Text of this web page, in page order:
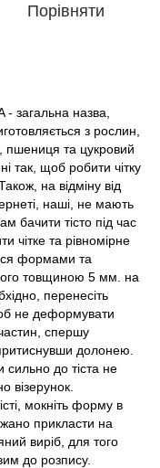
Порівняти
- загальна назва,
з рослин,
пшениця та цукровий
так, щоб робити чітку
на відміну від
наші, не мають
бачити тісто під час
чітке та рівномірне
формами та
товщиною 5 мм. на
перенесіть
не деформувати
спершу
долонею.
сильно до тіста не
візерунок.
мокніть форму в
прикласти на
виріб, для того
до розпису.